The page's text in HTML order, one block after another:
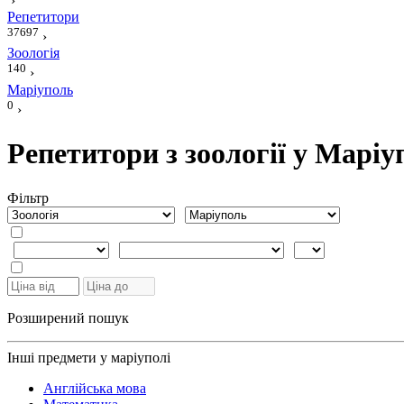
Репетитори
37697 ›
Зоологія
140 ›
Маріуполь
0 ›
Репетитори з зоології у
Фiльтр
Розширений пошук
Інші предмети у маріуполі
Англійська мова